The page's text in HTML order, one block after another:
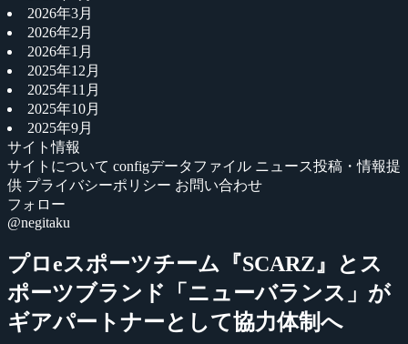
2026年3月
2026年2月
2026年1月
2025年12月
2025年11月
2025年10月
2025年9月
サイト情報
サイトについて configデータファイル ニュース投稿・情報提
供 プライバシーポリシー お問い合わせ
フォロー
@negitaku
プロeスポーツチーム『SCARZ』とス
ポーツブランド「ニューバランス」が
ギアパートナーとして協力体制へ